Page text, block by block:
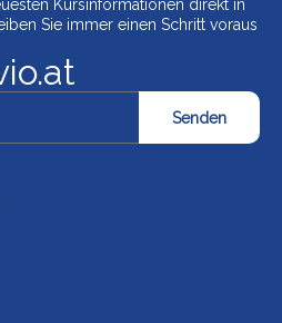
Kursinformationen direkt in
Sie immer einen Schritt voraus
Senden